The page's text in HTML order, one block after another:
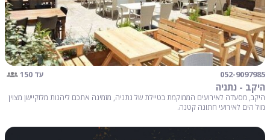
052-9097985 עד 150
היקב - נתניה
היקב, מסעדה לאירועים הממוקמת בטיילת של נתניה, מזמינה אתכם ליהנות מלוקיישן מצוין
מול הים לאירועי חתונה קטנה.